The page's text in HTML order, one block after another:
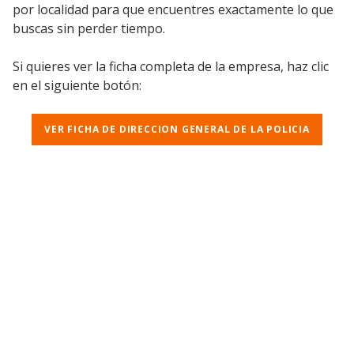
por localidad para que encuentres exactamente lo que
buscas sin perder tiempo.
Si quieres ver la ficha completa de la empresa, haz clic
en el siguiente botón:
VER FICHA DE DIRECCION GENERAL DE LA POLICIA